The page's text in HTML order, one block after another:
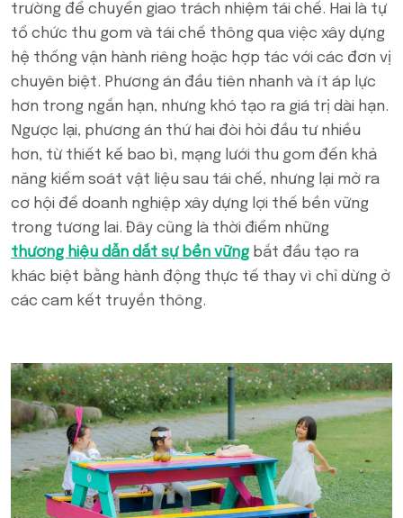
trường để chuyển giao trách nhiệm tái chế. Hai là tự
tổ chức thu gom và tái chế thông qua việc xây dựng
hệ thống vận hành riêng hoặc hợp tác với các đơn vị
chuyên biệt. Phương án đầu tiên nhanh và ít áp lực
hơn trong ngắn hạn, nhưng khó tạo ra giá trị dài hạn.
Ngược lại, phương án thứ hai đòi hỏi đầu tư nhiều
hơn, từ thiết kế bao bì, mạng lưới thu gom đến khả
năng kiểm soát vật liệu sau tái chế, nhưng lại mở ra
cơ hội để doanh nghiệp xây dựng lợi thế bền vững
trong tương lai. Đây cũng là thời điểm những
thương hiệu dẫn dắt sự bền vững bắt đầu tạo ra
khác biệt bằng hành động thực tế thay vì chỉ dừng ở
các cam kết truyền thông.